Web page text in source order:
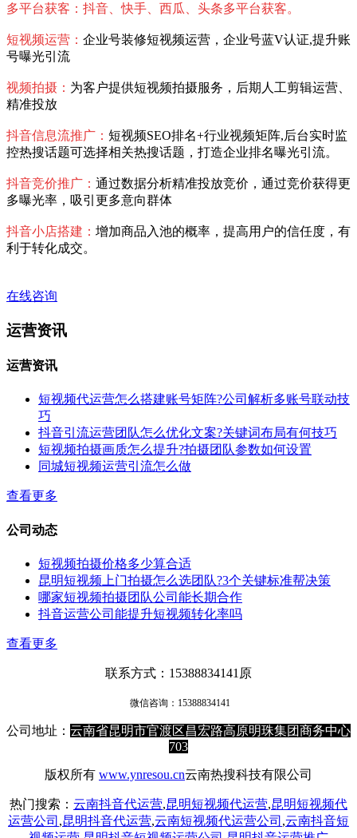
多平台获客：抖音、快手、西瓜、头条多平台获客。
短视频运营： 企业号装修短视频运营，企业号蓝V认证,提升账
号曝光引流
视频拍摄： 为客户提供短视频拍摄服务，后期人工剪辑运营、
精准投放
抖音信息流推广： 短视频SEO排名+行业视频矩阵,后台实时监
控热搜话题可选择相关热搜话题，打造企业排名曝光引流。
抖音竞价推广： 通过数据分析精准投放竞价，通过竞价获得更
多曝光率，吸引更多意向群体
抖音小店搭建： 增加商品入池的概率，提高用户的信任度，有
利于转化成交。
在线咨询
运营资讯
运营资讯
短视频代运营怎么搭建账号矩阵?公司解析多账号联动技
巧
抖音引流运营团队怎么优化文案?关键词布局有何技巧
短视频拍摄画质怎么提升?拍摄团队参数如何设置
同城短视频运营引流怎么做
查看更多
公司动态
短视频拍摄价格多少算合适
昆明短视频上门拍摄怎么选团队?3个关键标准帮决策
哪家短视频拍摄团队公司能长期合作
抖音运营公司能提升短视频转化率吗
查看更多
联系方式：15388834141原
微信咨询： 15388834141
公司地址： 云南省昆明市官渡区昌宏路高原明珠集团商务中心
703
版权所有 www.ynresou.cn云南热搜科技有限公司
热门搜索： 云南抖音代运营,昆明短视频代运营,昆明短视频代
运营公司 ,昆明抖音代运营,云南短视频代运营公司 ,云南抖音短